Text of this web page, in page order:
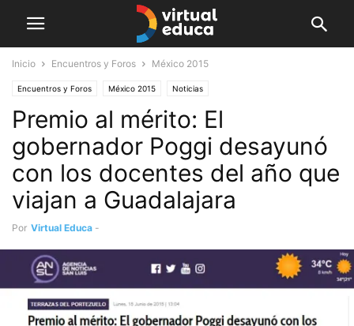
Inicio Encuentros y Foros México 2015
Encuentros y Foros México 2015 Noticias
Premio al mérito: El
gobernador Poggi desayunó
con los docentes del año que
viajan a Guadalajara
Por Virtual Educa -